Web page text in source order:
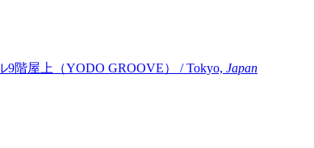
9階屋上（YODO GROOVE） / Tokyo, Japan